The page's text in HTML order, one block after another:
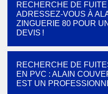
RECHERCHE DE
ADRESSEZ-VOUS À
ZINGUERIE 80 POUR
DEVIS !
RECHERCHE DE
EN PVC : ALAIN
EST UN